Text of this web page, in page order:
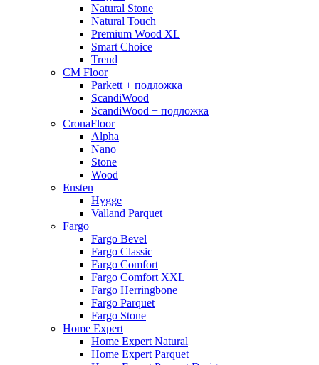
Natural Stone
Natural Touch
Premium Wood XL
Smart Choice
Trend
CM Floor
Parkett + подложка
ScandiWood
ScandiWood + подложка
CronaFloor
Alpha
Nano
Stone
Wood
Ensten
Hygge
Valland Parquet
Fargo
Fargo Bevel
Fargo Classic
Fargo Comfort
Fargo Comfort XXL
Fargo Herringbone
Fargo Parquet
Fargo Stone
Home Expert
Home Expert Natural
Home Expert Parquet